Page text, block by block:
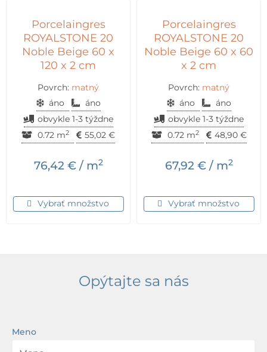
Porcelaingres
ROYALSTONE 20
Noble Beige 60 x
120 x 2 cm
Povrch: matný
áno
áno
obvykle 1-3 týždne
0.72 m2 55,02 €
76,42 €/ m2
Vybrať množstvo
Porcelaingres
ROYALSTONE 20
Noble Beige 60 x 60
x 2 cm
Povrch: matný
áno
áno
obvykle 1-3 týždne
0.72 m2 48,90 €
67,92 €/ m2
Vybrať množstvo
Opýtajte sa nás
Meno